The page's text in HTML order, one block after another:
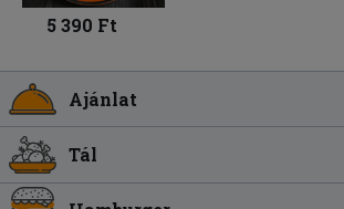
5 390 Ft
Ajánlat
Tál